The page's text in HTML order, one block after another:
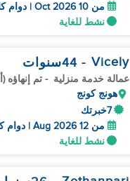
من 10 Oct 2026 | دوام كامل
نشط للغاية
Vicely
- 44 سنوات
عمالة خدمة منزلية - تم
هونج كونج
7خبرتك
من 12 Aug 2026 | دوام كامل
نشط للغاية